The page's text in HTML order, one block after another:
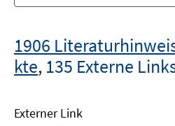
1906
kte, 135 Externe
Externer Link